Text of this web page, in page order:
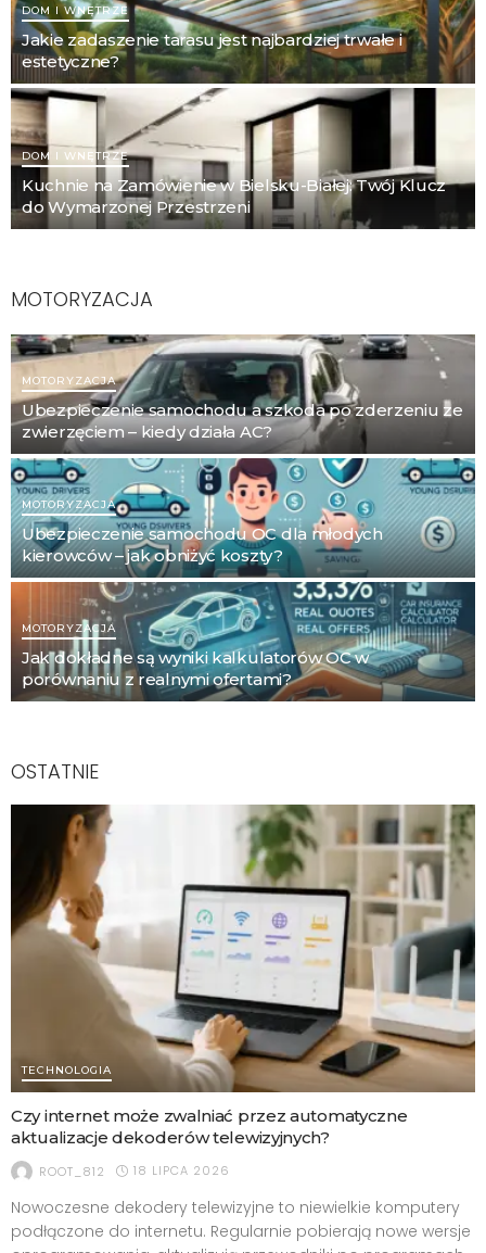
DOM I WNĘTRZE
Jakie zadaszenie tarasu jest najbardziej trwałe i
estetyczne?
DOM I WNĘTRZE
Kuchnie na Zamówienie w Bielsku-Białej: Twój Klucz
do Wymarzonej Przestrzeni
MOTORYZACJA
MOTORYZACJA
Ubezpieczenie samochodu a szkoda po zderzeniu ze
zwierzęciem – kiedy działa AC?
MOTORYZACJA
Ubezpieczenie samochodu OC dla młodych
kierowców – jak obniżyć koszty?
MOTORYZACJA
Jak dokładne są wyniki kalkulatorów OC w
porównaniu z realnymi ofertami?
OSTATNIE
TECHNOLOGIA
Czy internet może zwalniać przez automatyczne
aktualizacje dekoderów telewizyjnych?
ROOT_812 18 LIPCA 2026
Nowoczesne dekodery telewizyjne to niewielkie komputery
podłączone do internetu. Regularnie pobierają nowe wersje